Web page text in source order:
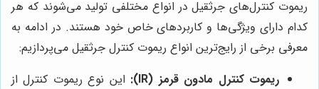
ریموت کنترل‌های جرثقیل در انواع مختلفی تولید می‌شوند که هر
کدام دارای ویژگی‌ها و کاربردهای خاص خود هستند. در ادامه به
معرفی برخی از رایج‌ترین انواع ریموت کنترل جرثقیل می‌پردازیم:
ریموت کنترل مادون قرمز (IR):
این نوع ریموت کنترل از